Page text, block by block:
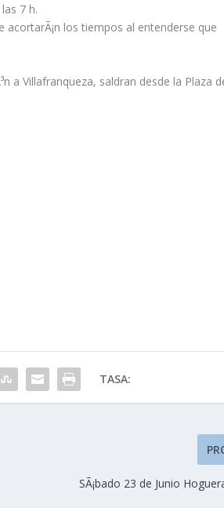
7 h.
los tiempos al entenderse que
a Villafranqueza, saldran desde la Plaza
TASA:
SÃ¡bado 23 de Junio